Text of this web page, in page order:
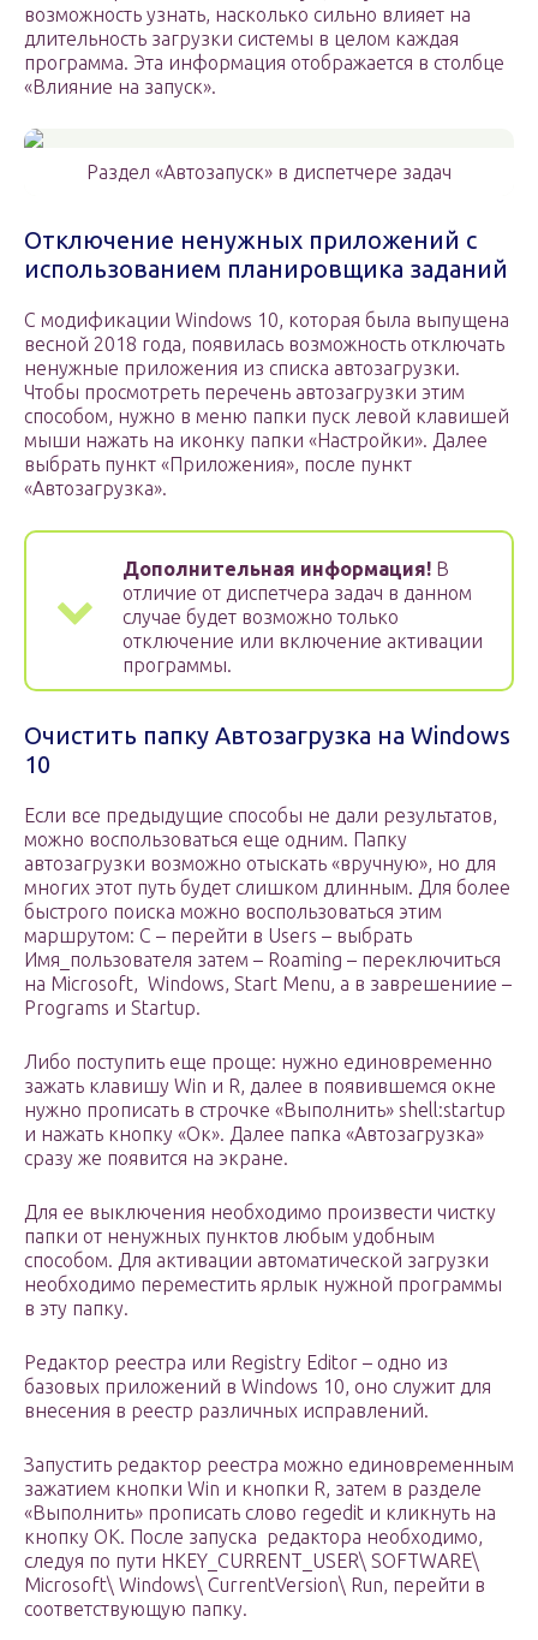
возможность узнать, насколько сильно влияет на
длительность загрузки системы в целом каждая
программа. Эта информация отображается в столбце
«Влияние на запуск».
Раздел «Автозапуск» в диспетчере задач
Отключение ненужных приложений с
использованием планировщика заданий
С модификации Windows 10, которая была выпущена
весной 2018 года, появилась возможность отключать
ненужные приложения из списка автозагрузки.
Чтобы просмотреть перечень автозагрузки этим
способом, нужно в меню папки пуск левой клавишей
мыши нажать на иконку папки «Настройки». Далее
выбрать пункт «Приложения», после пункт
«Автозагрузка».
Дополнительная информация! В
отличие от диспетчера задач в данном
случае будет возможно только
отключение или включение активации
программы.
Очистить папку Автозагрузка на Windows
10
Если все предыдущие способы не дали результатов,
можно воспользоваться еще одним. Папку
автозагрузки возможно отыскать «вручную», но для
многих этот путь будет слишком длинным. Для более
быстрого поиска можно воспользоваться этим
маршрутом: C – перейти в Users – выбрать
Имя_пользователя затем – Roaming – переключиться
на Microsoft, Windows, Start Menu, а в заврешениие –
Programs и Startup.
Либо поступить еще проще: нужно единовременно
зажать клавишу Win и R, далее в появившемся окне
нужно прописать в строчке «Выполнить» shell:startup
и нажать кнопку «Ок». Далее папка «Автозагрузка»
сразу же появится на экране.
Для ее выключения необходимо произвести чистку
папки от ненужных пунктов любым удобным
способом. Для активации автоматической загрузки
необходимо переместить ярлык нужной программы
в эту папку.
Редактор реестра или Registry Editor – одно из
базовых приложений в Windows 10, оно служит для
внесения в реестр различных исправлений.
Запустить редактор реестра можно единовременным
зажатием кнопки Win и кнопки R, затем в разделе
«Выполнить» прописать слово regedit и кликнуть на
кнопку ОК. После запуска редактора необходимо,
следуя по пути HKEY_CURRENT_USER\ SOFTWARE\
Microsoft\ Windows\ CurrentVersion\ Run, перейти в
соответствующую папку.